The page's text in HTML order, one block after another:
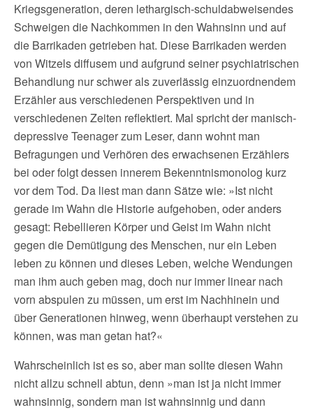
Kriegsgeneration, deren lethargisch-schuldabweisendes
Schweigen die Nachkommen in den Wahnsinn und auf
die Barrikaden getrieben hat. Diese Barrikaden werden
von Witzels diffusem und aufgrund seiner psychiatrischen
Behandlung nur schwer als zuverlässig einzuordnendem
Erzähler aus verschiedenen Perspektiven und in
verschiedenen Zeiten reflektiert. Mal spricht der manisch-
depressive Teenager zum Leser, dann wohnt man
Befragungen und Verhören des erwachsenen Erzählers
bei oder folgt dessen innerem Bekenntnismonolog kurz
vor dem Tod. Da liest man dann Sätze wie: »Ist nicht
gerade im Wahn die Historie aufgehoben, oder anders
gesagt: Rebellieren Körper und Geist im Wahn nicht
gegen die Demütigung des Menschen, nur ein Leben
leben zu können und dieses Leben, welche Wendungen
man ihm auch geben mag, doch nur immer linear nach
vorn abspulen zu müssen, um erst im Nachhinein und
über Generationen hinweg, wenn überhaupt verstehen zu
können, was man getan hat?«
Wahrscheinlich ist es so, aber man sollte diesen Wahn
nicht allzu schnell abtun, denn »man ist ja nicht immer
wahnsinnig, sondern man ist wahnsinnig und dann